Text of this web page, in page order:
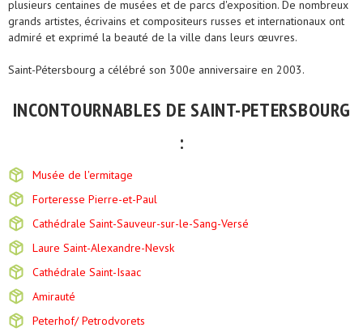
plusieurs centaines de musées et de parcs d'exposition. De nombreux
grands artistes, écrivains et compositeurs russes et internationaux ont
admiré et exprimé la beauté de la ville dans leurs œuvres.
Saint-Pétersbourg a célébré son 300e anniversaire en 2003.
INCONTOURNABLES DE SAINT-PETERSBOURG
:
Musée de l'ermitage
Forteresse Pierre-et-Paul
Cathédrale Saint-Sauveur-sur-le-Sang-Versé
Laure Saint-Alexandre-Nevsk
Cathédrale Saint-Isaac
Amirauté
Peterhof/ Petrodvorets